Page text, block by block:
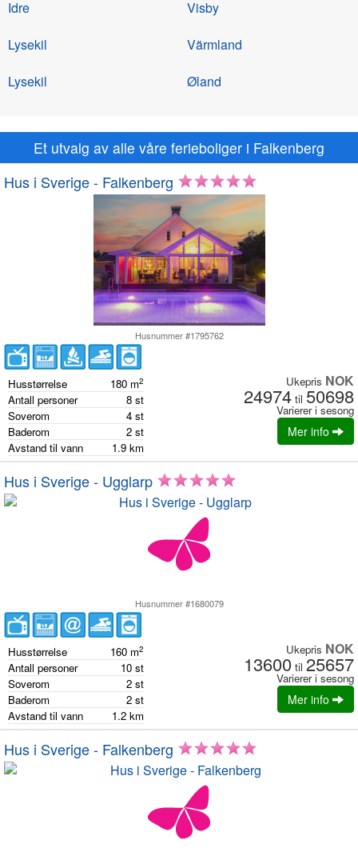
Idre
Lysekil
Lysekil
Visby
Värmland
Øland
Et utvalg av alle våre ferieboliger i Falkenberg
Hus i Sverige - Falkenberg
Husnummer #1795762
Husstørrelse 180 m2
Antall personer 8 st
Soverom
4 st
Baderom
2 st
Avstand til vann
1.9 km
Ukepris NOK
24974 til 50698
Varierer i sesong
Mer info
Hus i Sverige - Ugglarp
Husnummer #1680079
Husstørrelse 160 m2
Antall personer 10 st
Soverom
2 st
Baderom
2 st
Avstand til vann
1.2 km
Ukepris NOK
13600 til 25657
Varierer i sesong
Mer info
Hus i Sverige - Falkenberg